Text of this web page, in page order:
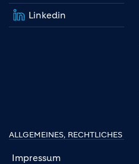
Linkedin
ALLGEMEINES, RECHTLICHES
Impressum